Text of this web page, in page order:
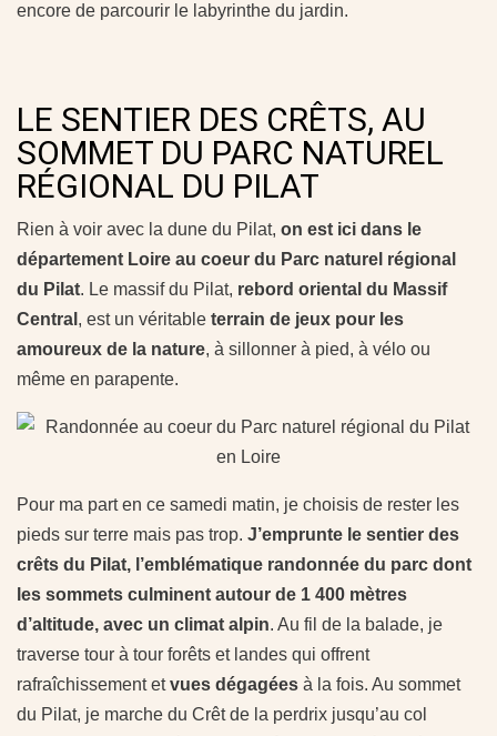
encore de parcourir le labyrinthe du jardin.
LE SENTIER DES CRÊTS, AU
SOMMET DU PARC NATUREL
RÉGIONAL DU PILAT
Rien à voir avec la dune du Pilat, on est ici dans le
département Loire au coeur du Parc naturel régional
du Pilat. Le massif du Pilat, rebord oriental du Massif
Central , est un véritable terrain de jeux pour les
amoureux de la nature, à sillonner à pied, à vélo ou
même en parapente.
Pour ma part en ce samedi matin, je choisis de rester les
pieds sur terre mais pas trop. J’emprunte le sentier des
crêts du Pilat, l’emblématique randonnée du parc dont
les sommets culminent autour de 1 400 mètres
d’altitude, avec un climat alpin. Au fil de la balade, je
traverse tour à tour forêts et landes qui offrent
rafraîchissement etvues dégagées à la fois. Au sommet
du Pilat, je marche du Crêt de la perdrix jusqu’au col